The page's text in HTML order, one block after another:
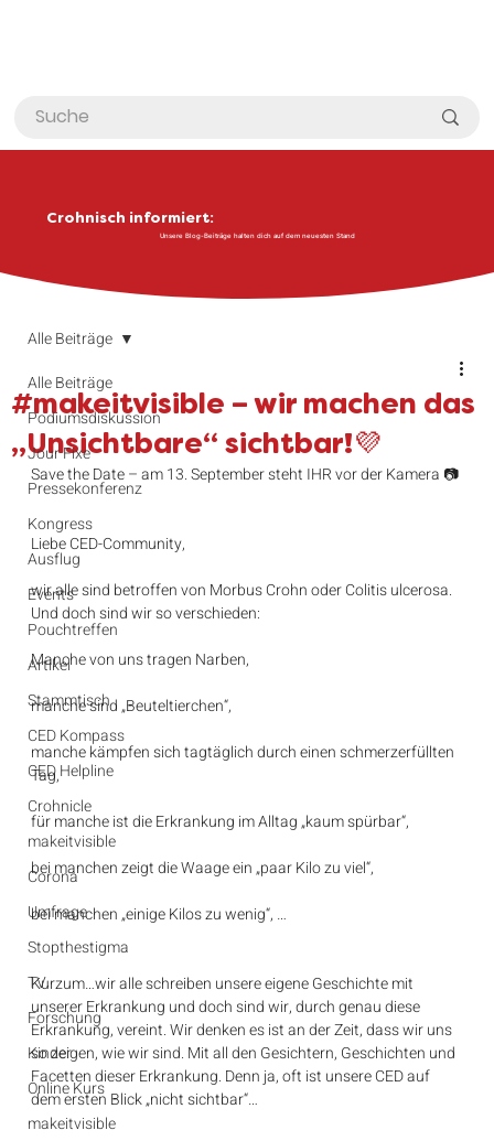
Crohnisch informiert:
Unsere Blog-Beiträge halten dich auf dem neuesten Stand
Alle Beiträge
Podiumsdiskussion
Jour Fixe
Pressekonferenz
Kongress
Ausflug
Events
Pouchtreffen
Artikel
Stammtisch
CED Kompass
CED Helpline
Crohnicle
makeitvisible
Corona
Umfrage
Stopthestigma
TV
Forschung
Kinder
Online Kurs
makeitvisible
Alle Beiträge
#makeitvisible – wir machen das
„Unsichtbare“ sichtbar!💜
Save the Date – am 13. September steht IHR vor der Kamera 📷
Liebe CED-Community,
wir alle sind betroffen von Morbus Crohn oder Colitis ulcerosa.
Und doch sind wir so verschieden:
Manche von uns tragen Narben,
manche sind „Beuteltierchen“,
manche kämpfen sich tagtäglich durch einen schmerzerfüllten
Tag,
für manche ist die Erkrankung im Alltag „kaum spürbar“,
bei manchen zeigt die Waage ein „paar Kilo zu viel“,
bei manchen „einige Kilos zu wenig“, …
Kurzum…wir alle schreiben unsere eigene Geschichte mit
unserer Erkrankung und doch sind wir, durch genau diese
Erkrankung, vereint. Wir denken es ist an der Zeit, dass wir uns
so zeigen, wie wir sind. Mit all den Gesichtern, Geschichten und
Facetten dieser Erkrankung. Denn ja, oft ist unsere CED auf
dem ersten Blick „nicht sichtbar“…